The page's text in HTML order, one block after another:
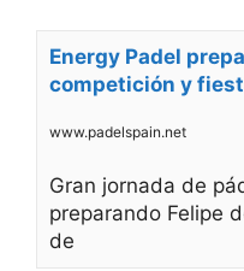
Energy Padel
competición y
www.padelspain.net
Gran jornada de
preparando Felipe
de